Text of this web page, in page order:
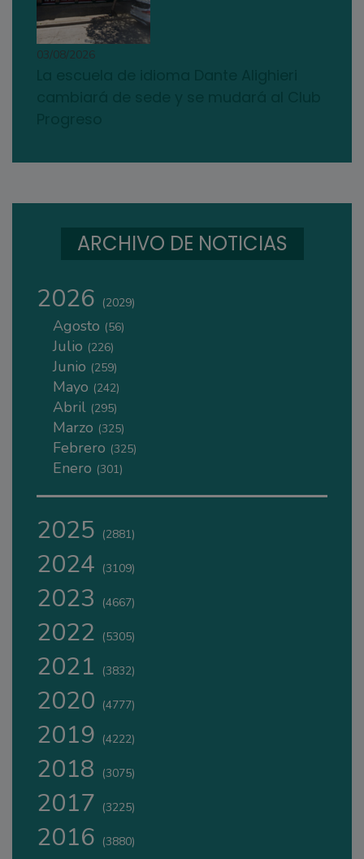
03/08/2026
ARCHIVO DE NOTICIAS
2026 (2029)
Agosto (56)
Julio (226)
Junio (259)
Mayo (242)
Abril (295)
Marzo (325)
Febrero (325)
Enero (301)
2025 (2881)
2024 (3109)
2023 (4667)
2022 (5305)
2021 (3832)
2020 (4777)
2019 (4222)
2018 (3075)
2017 (3225)
2016 (3880)